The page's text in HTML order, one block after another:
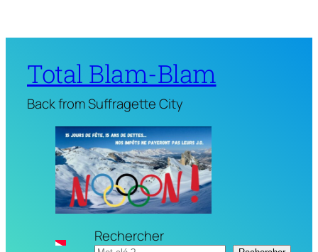
Total Blam-Blam
Back from Suffragette City
Rechercher